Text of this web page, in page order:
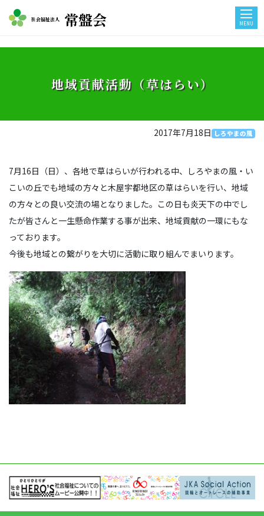
社会福祉法人 常盤会 MENU
地域貢献活動（草はらい）
2017年7月18日 しろやまの風
7月16日（日）、各地で草はらいが行われる中、しろやまの風・い
こいの丘でも地域の方々と木屋宇都地区の草はらいを行い、地域
の方々との良い交流の場となりました。この日も炎天下の中でし
たが皆さんと一生懸命作業する事が出来、地域貢献の一環にもな
っております。
今後も地域との繋がりを大切に活動に取り組んでまいります。